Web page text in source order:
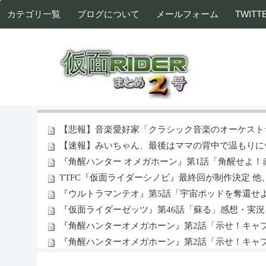
カテゴリ一覧 ブログについて メールフォーム